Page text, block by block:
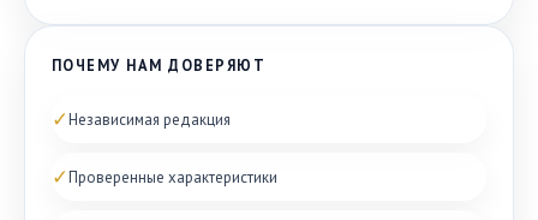
ПОЧЕМУ НАМ ДОВЕРЯЮТ
✓Независимая редакция
✓Проверенные характеристики